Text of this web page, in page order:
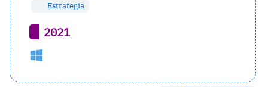
Estrategia
2021